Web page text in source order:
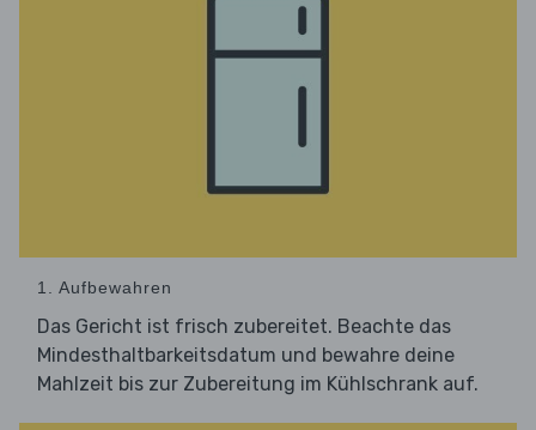
1. Aufbewahren
Das Gericht ist frisch zubereitet. Beachte das
Mindesthaltbarkeitsdatum und bewahre deine
Mahlzeit bis zur Zubereitung im Kühlschrank auf.